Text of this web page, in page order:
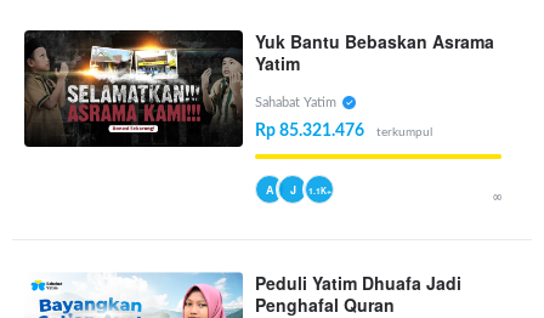
Yuk Bantu Bebaskan Asrama
Yatim
Sahabat Yatim
Rp 85.321.476 terkumpul
A J 1.1K+ ∞
Peduli Yatim Dhuafa Jadi
Penghafal Quran